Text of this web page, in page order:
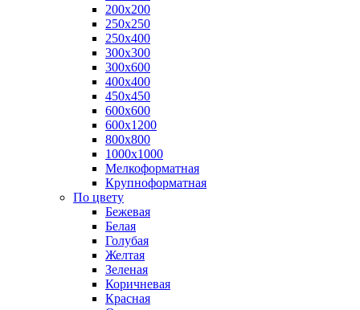
200х200
250х250
250х400
300х300
300х600
400х400
450х450
600х600
600х1200
800х800
1000х1000
Мелкоформатная
Крупноформатная
По цвету
Бежевая
Белая
Голубая
Желтая
Зеленая
Коричневая
Красная